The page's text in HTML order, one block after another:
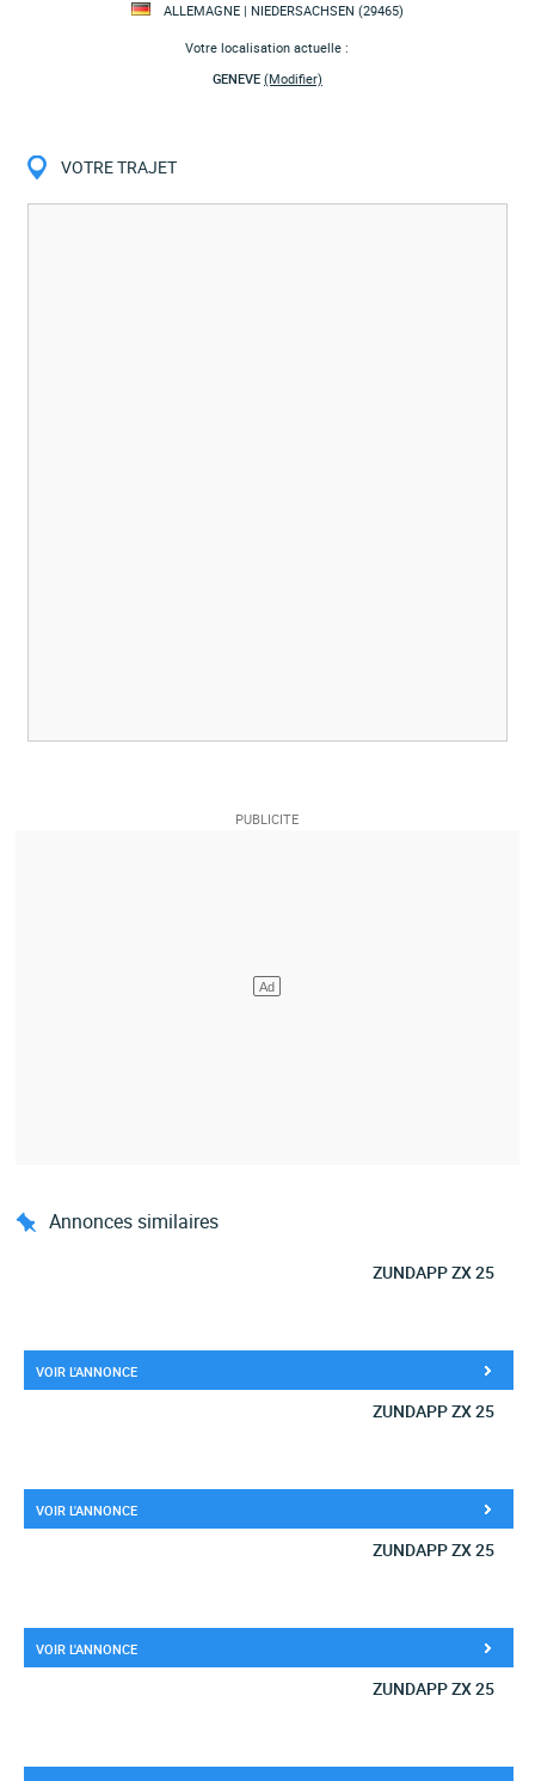
ALLEMAGNE | NIEDERSACHSEN (29465)
Votre localisation actuelle :
GENEVE (Modifier)
VOTRE TRAJET
Annonces similaires
ZUNDAPP ZX 25
VOIR L'ANNONCE
ZUNDAPP ZX 25
VOIR L'ANNONCE
ZUNDAPP ZX 25
VOIR L'ANNONCE
ZUNDAPP ZX 25